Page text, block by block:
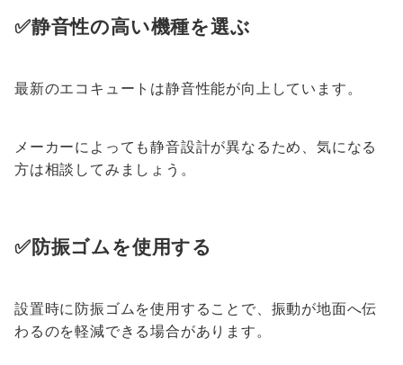
✅静音性の高い機種を選ぶ
最新のエコキュートは静音性能が向上しています。
メーカーによっても静音設計が異なるため、気になる
方は相談してみましょう。
✅防振ゴムを使用する
設置時に防振ゴムを使用することで、振動が地面へ伝
わるのを軽減できる場合があります。